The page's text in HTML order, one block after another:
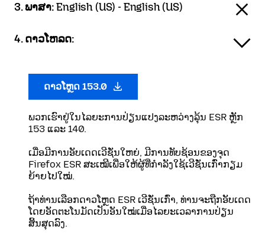
3. ພາສາ:English (US) - English (US)
4. ດາວໂຫລດ:
ດາວໂຫຼດ 153.0
ພວກເຮົາຢູ່ໃນໄລຍະການປ່ຽນແປງລະຫວ່າງລຸ້ນ ESR ຫຼັກ
153 ແລະ 140.
ເມື່ອມີການອັບເດດເວີຊັ່ນໃຫຍ່, ມີການທັບຊ້ອນຂອງຈຸດ
Firefox ESR ສະເໝີເພື່ອໃຫ້ຜູ້ທີ່ກຳລັງໃຊ້ເວີຊັ່ນເກົ່າກຽມ
ຍ້າຍໄປໃໝ່.
ຖ້າທ່ານເລືອກດາວໂຫຼດ ESR ເວີຊັ່ນເກົ່າ, ທ່ານຈະຖືກອັບເດດ
ໂດຍອັດຕະໂນມັດເປັນອັນໃໝ່ເມື່ອໄລຍະເວລາການປ່ຽນ
ສິ້ນສຸດລົງ.